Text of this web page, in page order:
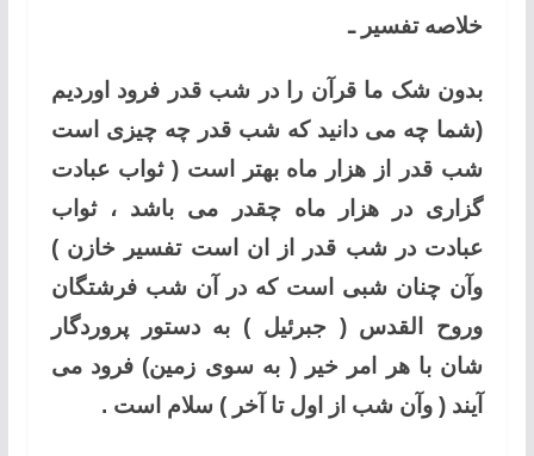
خلاصه تفسیر ـ
بدون شک ما قرآن را در شب قدر فرود اوردیم
(شما چه می دانید که شب قدر چه چیزی است
شب قدر از هزار ماه بهتر است ( ثواب عبادت
گزاری در هزار ماه چقدر می باشد ، ثواب
عبادت در شب قدر از ان است تفسیر خازن )
وآن چنان شبی است که در آن شب فرشتگان
وروح القدس ( جبرئیل ) به دستور پروردگار
شان با هر امر خیر ( به سوی زمین) فرود می
آیند ( وآن شب از اول تا آخر ) سلام است .